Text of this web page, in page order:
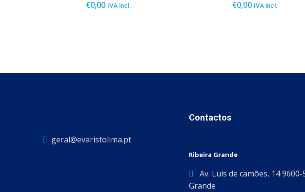
€0,00 IVA incl.
€0,00 IVA incl.
geral@evaristolima.pt
Contactos
Ribeira Grande
Av. Luís de camões, 14
Grande